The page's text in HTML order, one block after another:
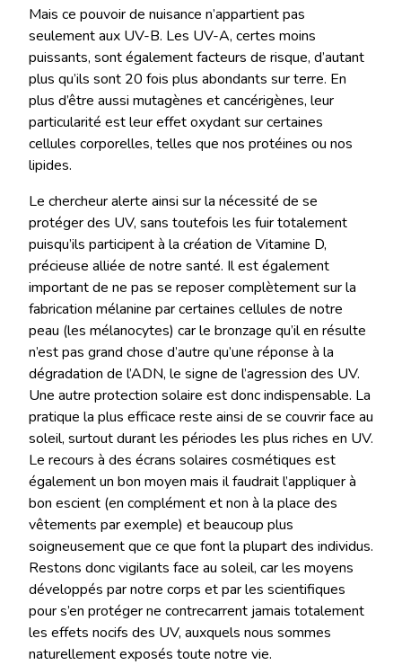
Mais ce pouvoir de nuisance n’appartient pas
seulement aux UV-B. Les UV-A, certes moins
puissants, sont également facteurs de risque, d’autant
plus qu’ils sont 20 fois plus abondants sur terre. En
plus d’être aussi mutagènes et cancérigènes, leur
particularité est leur effet oxydant sur certaines
cellules corporelles, telles que nos protéines ou nos
lipides.
Le chercheur alerte ainsi sur la nécessité de se
protéger des UV, sans toutefois les fuir totalement
puisqu’ils participent à la création de Vitamine D,
précieuse alliée de notre santé. Il est également
important de ne pas se reposer complètement sur la
fabrication mélanine par certaines cellules de notre
peau (les mélanocytes) car le bronzage qu’il en résulte
n’est pas grand chose d’autre qu’une réponse à la
dégradation de l’ADN, le signe de l’agression des UV.
Une autre protection solaire est donc indispensable. La
pratique la plus efficace reste ainsi de se couvrir face au
soleil, surtout durant les périodes les plus riches en UV.
Le recours à des écrans solaires cosmétiques est
également un bon moyen mais il faudrait l’appliquer à
bon escient (en complément et non à la place des
vêtements par exemple) et beaucoup plus
soigneusement que ce que font la plupart des individus.
Restons donc vigilants face au soleil, car les moyens
développés par notre corps et par les scientifiques
pour s’en protéger ne contrecarrent jamais totalement
les effets nocifs des UV, auxquels nous sommes
naturellement exposés toute notre vie.